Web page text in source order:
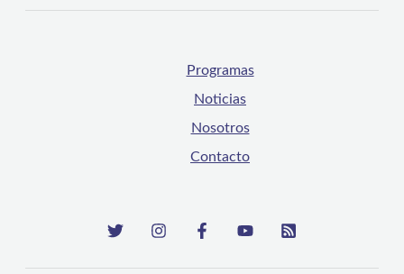
Programas
Noticias
Nosotros
Contacto